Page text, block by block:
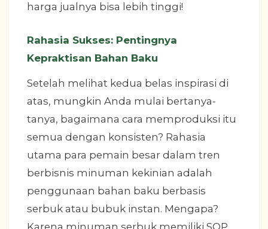
harga jualnya bisa lebih tinggi!
Rahasia Sukses: Pentingnya
Kepraktisan Bahan Baku
Setelah melihat kedua belas inspirasi di
atas, mungkin Anda mulai bertanya-
tanya, bagaimana cara memproduksi itu
semua dengan konsisten? Rahasia
utama para pemain besar dalam tren
berbisnis minuman kekinian adalah
penggunaan bahan baku berbasis
serbuk atau bubuk instan. Mengapa?